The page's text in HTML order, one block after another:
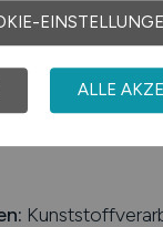
Westfalen,
der
der
:
ALLE